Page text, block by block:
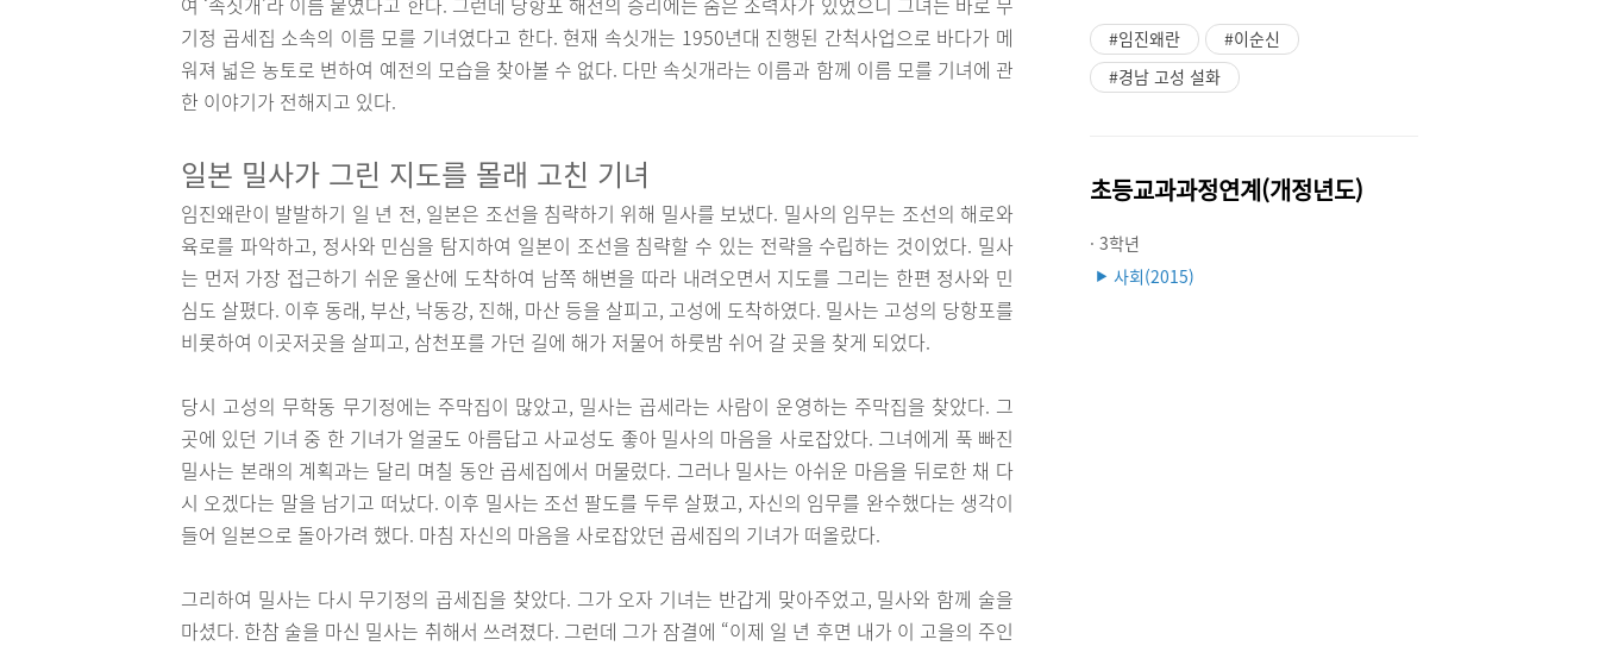
기정 곱세집 소속의 이름 모를 기녀였다고 한다. 현재 속싯개는 1950년대 진행된 간척사업으로 바다가 메
워져 넓은 농토로 변하여 예전의 모습을 찾아볼 수 없다. 다만 속싯개라는 이름과 함께 이름 모를 기녀에 관
한 이야기가 전해지고 있다.
일본 밀사가 그린 지도를 몰래 고친 기녀
임진왜란이 발발하기 일 년 전, 일본은 조선을 침략하기 위해 밀사를 보냈다. 밀사의 임무는 조선의 해로와
육로를 파악하고, 정사와 민심을 탐지하여 일본이 조선을 침략할 수 있는 전략을 수립하는 것이었다. 밀사
는 먼저 가장 접근하기 쉬운 울산에 도착하여 남쪽 해변을 따라 내려오면서 지도를 그리는 한편 정사와 민
심도 살폈다. 이후 동래, 부산, 낙동강, 진해, 마산 등을 살피고, 고성에 도착하였다. 밀사는 고성의 당항포를
비롯하여 이곳저곳을 살피고, 삼천포를 가던 길에 해가 저물어 하룻밤 쉬어 갈 곳을 찾게 되었다.
당시 고성의 무학동 무기정에는 주막집이 많았고, 밀사는 곱세라는 사람이 운영하는 주막집을 찾았다. 그
곳에 있던 기녀 중 한 기녀가 얼굴도 아름답고 사교성도 좋아 밀사의 마음을 사로잡았다. 그녀에게 푹 빠진
밀사는 본래의 계획과는 달리 며칠 동안 곱세집에서 머물렀다. 그러나 밀사는 아쉬운 마음을 뒤로한 채 다
시 오겠다는 말을 남기고 떠났다. 이후 밀사는 조선 팔도를 두루 살폈고, 자신의 임무를 완수했다는 생각이
들어 일본으로 돌아가려 했다. 마침 자신의 마음을 사로잡았던 곱세집의 기녀가 떠올랐다.
그리하여 밀사는 다시 무기정의 곱세집을 찾았다. 그가 오자 기녀는 반갑게 맞아주었고, 밀사와 함께 술을
마셨다. 한참 술을 마신 밀사는 취해서 쓰려졌다. 그런데 그가 잠결에 “이제 일 년 후면 내가 이 고을의 주인
#임진왜란
#이순신
#경남 고성 설화
초등교과과정연계(개정년도)
· 3학년
▶ 사회(2015)